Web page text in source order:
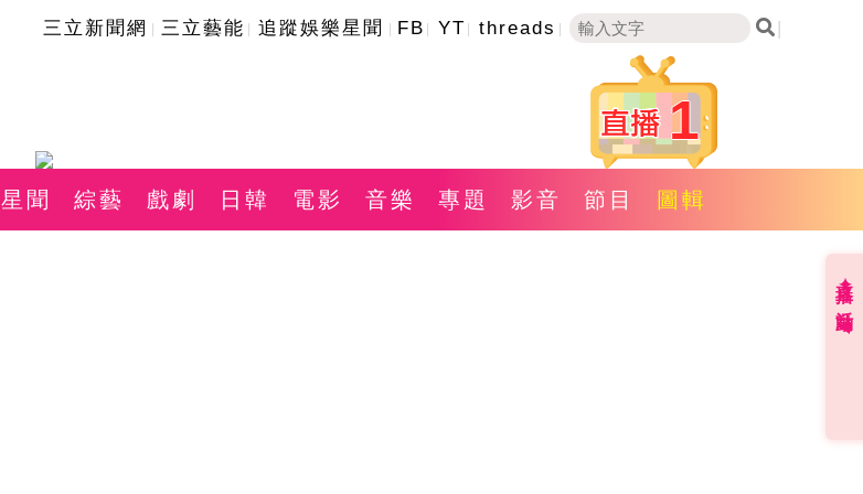
三立新聞網 三立藝能 追蹤娛樂星聞 FB YT threads
1
星聞 綜藝 戲劇 日韓 電影 音樂 專題 影音 節目 圖輯
直播✦活動